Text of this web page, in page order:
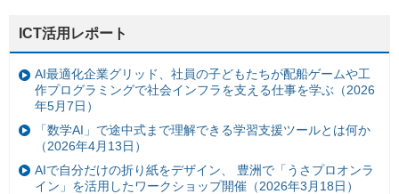
ICT活用レポート
AI最適化企業グリッド、社員の子どもたちが配船ゲームや工
作プログラミングで社会インフラを支える仕事を学ぶ（2026
年5月7日）
「数学AI」で途中式まで理解できる学習支援ツールとは何か
（2026年4月13日）
AIで自分だけの折り紙をデザイン、 豊洲で「うさプロオンラ
イン」を活用したワークショップ開催（2026年3月18日）